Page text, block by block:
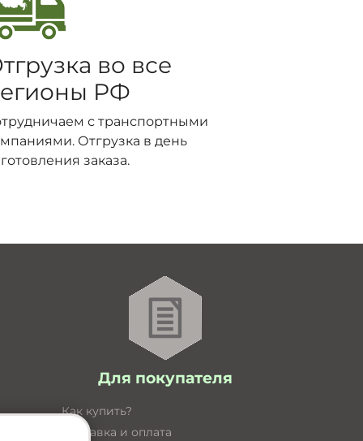
во все
РФ
с транспортными
Отгрузка в день
заказа.
Для покупателя
Как купить?
Доставка и оплата